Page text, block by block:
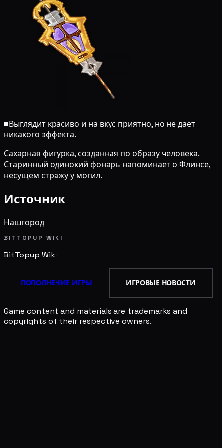
■Выглядит красиво и на вкус приятно, но не даёт
никакого эффекта.
Сахарная фигурка, созданная по образу человека.
Старинный одинокий фонарь напоминает о Флинсе,
несущем стражу у могил.
Источник
Нашгород
BITTOPUP WIKI
BitTopup Wiki
ПОПОЛНЕНИЕ ИГРЫ ИГРОВЫЕ НОВОСТИ
Game content and materials are trademarks and
copyrights of their respective owners.